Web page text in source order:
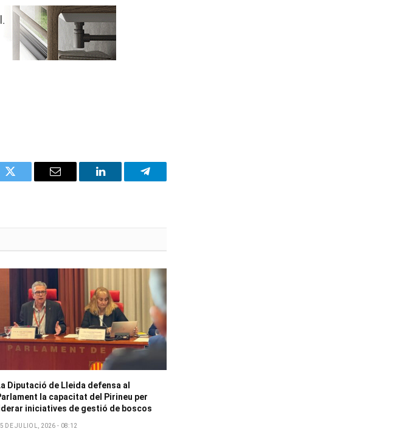
Twitter Email LinkedIn Telegram
Diputació de Lleida defensa al
la capacitat del Pirineu per
iniciatives de gestió de boscos
DE JULIOL, 2026 - 08:12